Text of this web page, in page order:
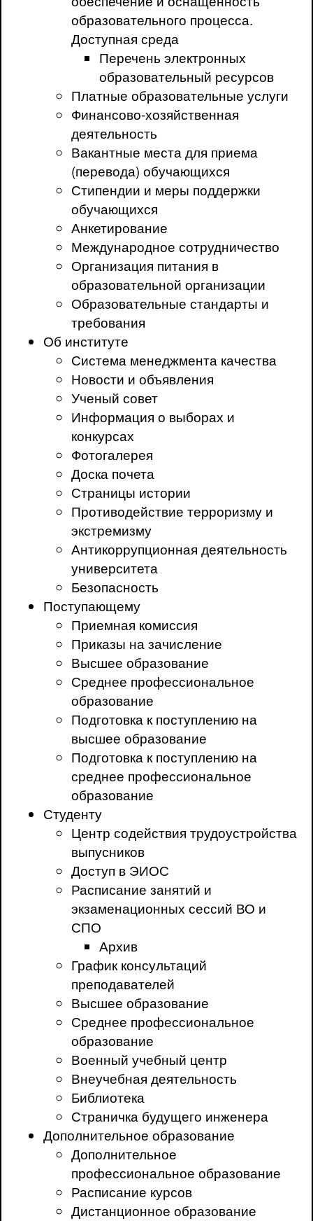
образовательного процесса.
Доступная среда
Перечень электронных
образовательный ресурсов
Платные образовательные услуги
Финансово-хозяйственная
деятельность
Вакантные места для приема
(перевода) обучающихся
Стипендии и меры поддержки
обучающихся
Анкетирование
Международное сотрудничество
Организация питания в
образовательной организации
Образовательные стандарты и
требования
Об институте
Система менеджмента качества
Новости и объявления
Ученый совет
Информация о выборах и
конкурсах
Фотогалерея
Доска почета
Страницы истории
Противодействие терроризму и
экстремизму
Антикоррупционная деятельность
университета
Безопасность
Поступающему
Приемная комиссия
Приказы на зачисление
Высшее образование
Среднее профессиональное
образование
Подготовка к поступлению на
высшее образование
Подготовка к поступлению на
среднее профессиональное
образование
Студенту
Центр содействия трудоустройства
выпусников
Доступ в ЭИОС
Расписание занятий и
экзаменационных сессий ВО и
СПО
Архив
График консультаций
преподавателей
Высшее образование
Среднее профессиональное
образование
Военный учебный центр
Внеучебная деятельность
Библиотека
Страничка будущего инженера
Дополнительное образование
Дополнительное
профессиональное образование
Расписание курсов
Дистанционное образование